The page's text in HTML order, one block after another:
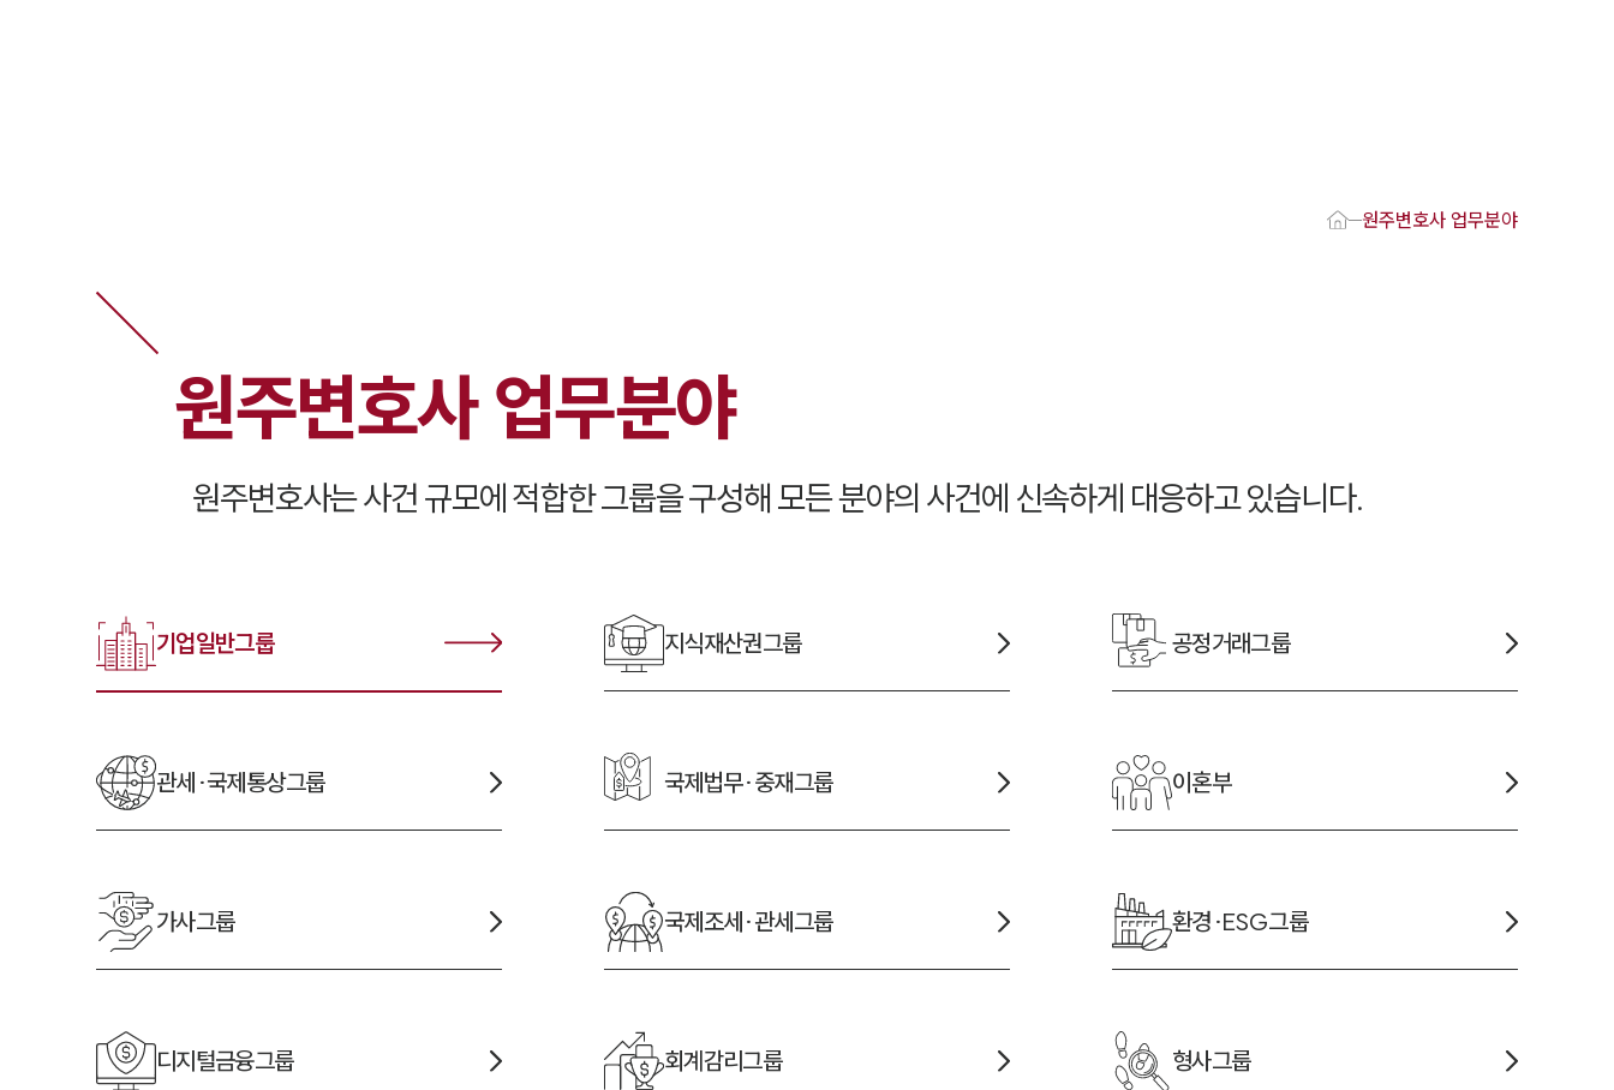
원주 분사무소 오시는 길
1800-7905
원주변호사 업무분야
원주변호사 업무분야
원주변호사는 사건 규모에 적합한 그룹을 구성해 모든 분야의 사건에 신속하게 대응하고 있습니다.
기업일반그룹 지식재산권그룹 공정거래그룹
관세·국제통상그룹 국제법무·중재그룹 이혼부
가사그룹 국제조세·관세그룹 환경·ESG그룹
디지털금융그룹 회계감리그룹 형사그룹